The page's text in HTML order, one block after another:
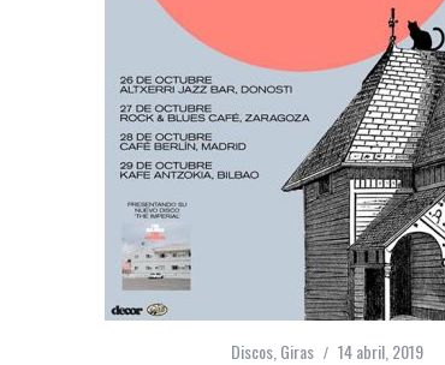
Discos Giras 14 abril, 2019